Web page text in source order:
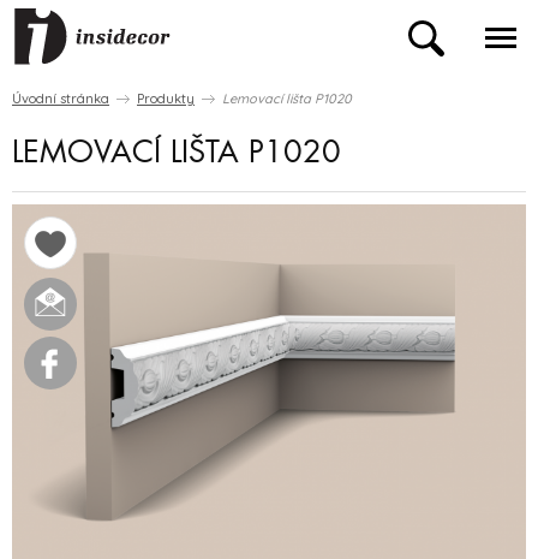
Úvodní stránka Produkty Lemovací lišta P1020
LEMOVACÍ LIŠTA P1020